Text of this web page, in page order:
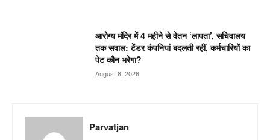
आरोग्य मंदिर में 4 महीने से वेतन ‘लापता’, सचिवालय
तक सवाल: टेंडर कंपनियां बदलती रहीं, कर्मचारियों का
पेट कौन भरेगा?
August 8, 2026
Parvatjan